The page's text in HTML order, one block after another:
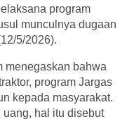
program
munculnya dugaan
5/2026).
menegaskan bahwa
program Jargas
kepada masyarakat.
hal itu disebut